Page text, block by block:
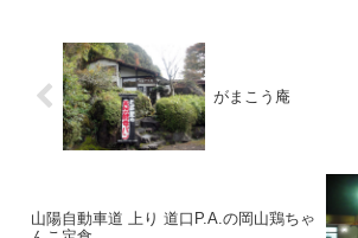
がまこう庵
山陽自動車道 上り 道口P.A.の岡山鶏ちゃ